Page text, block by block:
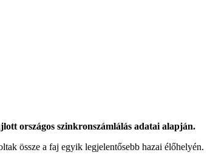
országos szinkronszámlálás adatai alapján.
össze a faj egyik legjelentősebb hazai élőhelyén.